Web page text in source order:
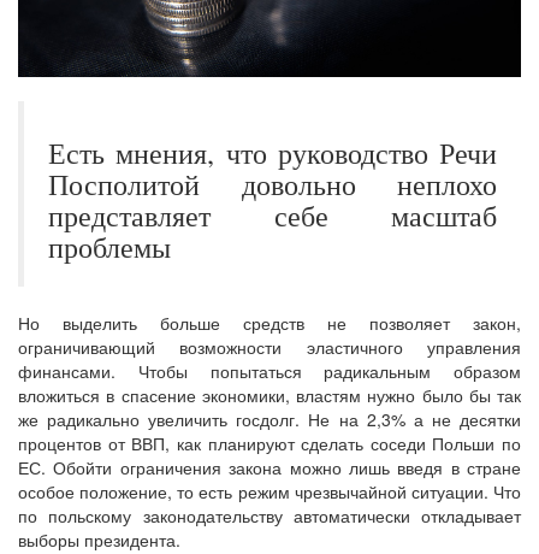
Есть мнения, что руководство Речи
Посполитой довольно неплохо
представляет себе масштаб
проблемы
Но выделить больше средств не позволяет закон,
ограничивающий возможности эластичного управления
финансами. Чтобы попытаться радикальным образом
вложиться в спасение экономики, властям нужно было бы так
же радикально увеличить госдолг. Не на 2,3% а не десятки
процентов от ВВП, как планируют сделать соседи Польши по
ЕС. Обойти ограничения закона можно лишь введя в стране
особое положение, то есть режим чрезвычайной ситуации. Что
по польскому законодательству автоматически откладывает
выборы президента.